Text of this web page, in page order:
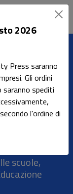
17.03.2021
scuole,
2026
Press saranno
Gli ordini
spediti
l'ordine di